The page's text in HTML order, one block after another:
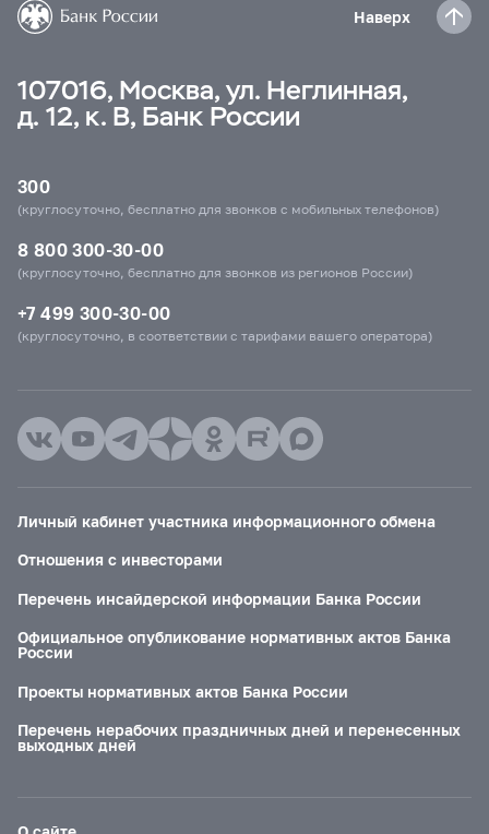
Наверх
107016, Москва, ул. Неглинная,
д. 12, к. В, Банк России
300
(круглосуточно, бесплатно для звонков с мобильных телефонов)
8 800 300-30-00
(круглосуточно, бесплатно для звонков из регионов России)
+7 499 300-30-00
(круглосуточно, в соответствии с тарифами вашего оператора)
Личный кабинет участника информационного обмена
Отношения с инвесторами
Перечень инсайдерской информации Банка России
Официальное опубликование нормативных актов Банка
России
Проекты нормативных актов Банка России
Перечень нерабочих праздничных дней и перенесенных
выходных дней